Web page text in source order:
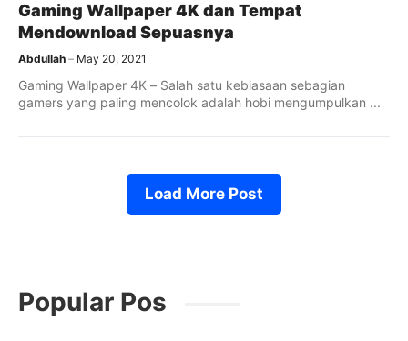
Gaming Wallpaper 4K dan Tempat
Mendownload Sepuasnya
Abdullah May 20, 2021
Gaming Wallpaper 4K – Salah satu kebiasaan sebagian
gamers yang paling mencolok adalah hobi mengumpulkan ...
Load More Post
Popular Pos